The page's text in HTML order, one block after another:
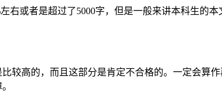
或者是超过了5000字，但是一般来讲本科生的
较高的，而且这部分是肯定不合格的。一定会算